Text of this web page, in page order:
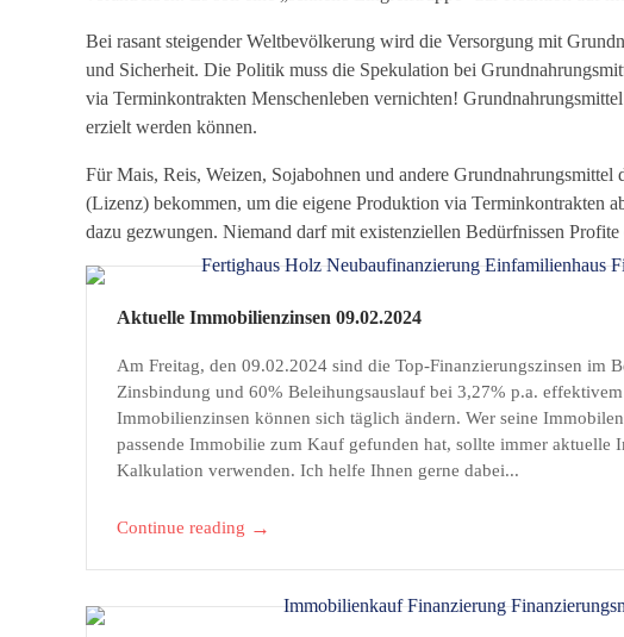
s
s
t
e
i
g
Bei rasant steigender Weltbevölkerung wird die Versorgung mit
und Sicherheit. Die Politik muss die Spekulation bei
via Terminkontrakten Menschenleben vernichten!
erzielt werden können.
Für Mais, Reis, Weizen, Sojabohnen und andere
(Lizenz) bekommen, um die eigene Produktion via Terminkontrakten
dazu gezwungen. Niemand darf mit existenziellen Bedürfnissen Profite
Aktuelle Immobilienzinsen 09.02.2024
Am Freitag, den 09.02.2024 sind die Top-Finanzierungszinsen im
Zinsbindung und 60% Beleihungsauslauf bei 3,27% p.a.
Immobilienzinsen können sich täglich ändern. Wer seine
passende Immobilie zum Kauf gefunden hat, sollte immer aktuelle
Kalkulation verwenden. Ich helfe Ihnen gerne dabei...
Continue reading →